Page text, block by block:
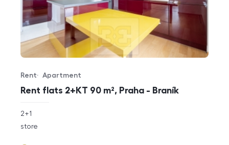
Rent flats 2+KT 90 m², Praha - Braník
Offer type
Rent
Property type
Apartment
rozměry
2+1
funkce
store